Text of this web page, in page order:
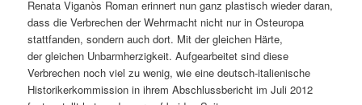
Renata Viganòs Roman erinnert nun ganz plastisch wieder daran,
dass die Verbrechen der Wehrmacht nicht nur in Osteuropa
stattfanden, sondern auch dort. Mit der gleichen Härte,
der gleichen Unbarmherzigkeit. Aufgearbeitet sind diese
Verbrechen noch viel zu wenig, wie eine deutsch-italienische
Historikerkommission in ihrem Abschlussbericht im Juli 2012